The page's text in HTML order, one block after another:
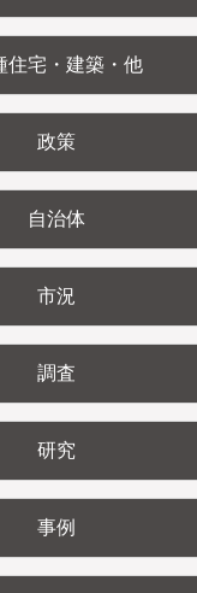
住宅・建築・他
政策
自治体
市況
調査
研究
事例